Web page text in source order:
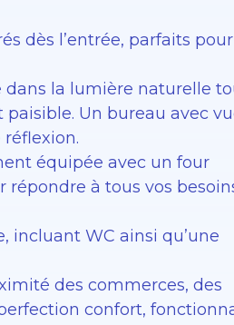
dès l’entrée, parfaits pour
dans la lumière naturelle
Un bureau avec
équipée avec un four
répondre à tous vos
incluant WC ainsi qu’une
des commerces, des
confort,